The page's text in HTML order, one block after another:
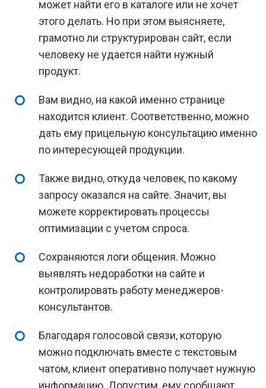
может найти его в каталоге или не хочет
этого делать. Но при этом выясняете,
грамотно ли структурирован сайт, если
человеку не удается найти нужный
продукт.
Вам видно, на какой именно странице
находится клиент. Соответственно, можно
дать ему прицельную консультацию именно
по интересующей продукции.
Также видно, откуда человек, по какому
запросу оказался на сайте. Значит, вы
можете корректировать процессы
оптимизации с учетом спроса.
Сохраняются логи общения. Можно
выявлять недоработки на сайте и
контролировать работу менеджеров-
консультантов.
Благодаря голосовой связи, которую
можно подключать вместе с текстовым
чатом, клиент оперативно получает нужную
информацию. Допустим, ему сообщают